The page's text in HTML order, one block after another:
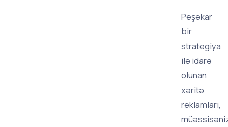
Peşəkar
bir
strategiya
ilə idarə
olunan
xəritə
reklamları,